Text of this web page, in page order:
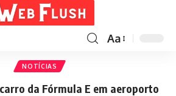
Aa
NOTÍCIAS
da Fórmula E em aeroporto